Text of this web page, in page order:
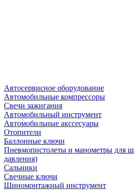
Автосервисное оборудование
Автомобильные компрессоры
Свечи зажигания
Автомобильный инструмент
Автомобильные акссесуары
Отопители
Баллонные ключи
Пневмопистолеты и манометры для
давления)
Сальники
Свечные ключи
Шиномонтажный инструмент